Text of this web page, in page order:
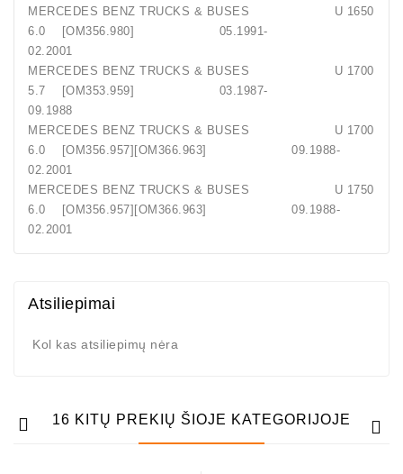
MERCEDES BENZ TRUCKS & BUSES U 1650
6.0 [OM356.980] 05.1991-
02.2001
MERCEDES BENZ TRUCKS & BUSES U 1700
5.7 [OM353.959] 03.1987-
09.1988
MERCEDES BENZ TRUCKS & BUSES U 1700
6.0 [OM356.957][OM366.963] 09.1988-
02.2001
MERCEDES BENZ TRUCKS & BUSES U 1750
6.0 [OM356.957][OM366.963] 09.1988-
02.2001
Atsiliepimai
Kol kas atsiliepimų nėra
16 KITŲ PREKIŲ ŠIOJE KATEGORIJOJE